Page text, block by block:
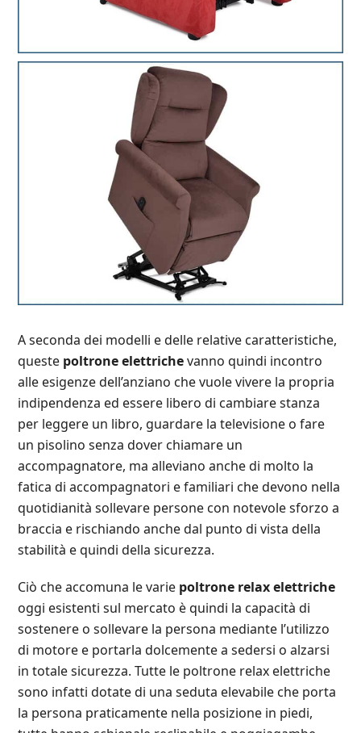
A seconda dei modelli e delle relative caratteristiche,
queste poltrone elettrichevanno quindi incontro
alle esigenze dell’anziano che vuole vivere la propria
indipendenza ed essere libero di cambiare stanza
per leggere un libro, guardare la televisione o fare
un pisolino senza dover chiamare un
accompagnatore, ma alleviano anche di molto la
fatica di accompagnatori e familiari che devono nella
quotidianità sollevare persone con notevole sforzo a
braccia e rischiando anche dal punto di vista della
stabilità e quindi della sicurezza.
Ciò che accomuna le varie poltrone relax elettriche
oggi esistenti sul mercato è quindi la capacità di
sostenere o sollevare la persona mediante l’utilizzo
di motore e portarla dolcemente a sedersi o alzarsi
in totale sicurezza. Tutte le poltrone relax elettriche
sono infatti dotate di una seduta elevabile che porta
la persona praticamente nella posizione in piedi,